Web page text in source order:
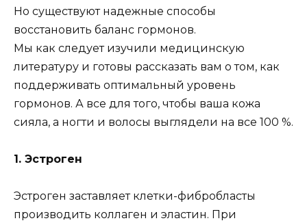
Но существуют надежные способы
восстановить баланс гормонов.
Мы как следует изучили медицинскую
литературу и готовы рассказать вам о том, как
поддерживать оптимальный уровень
гормонов. А все для того, чтобы ваша кожа
сияла, а ногти и волосы выглядели на все 100 %.
1. Эстроген
Эстроген заставляет клетки-фибробласты
производить коллаген и эластин. При